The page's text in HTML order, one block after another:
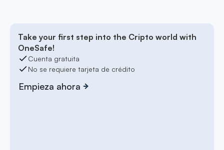
Take your first step into the Cripto world with
OneSafe!
Cuenta gratuita
No se requiere tarjeta de crédito
Empieza ahora